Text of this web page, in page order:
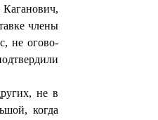
члены
не огово­
не в
когда